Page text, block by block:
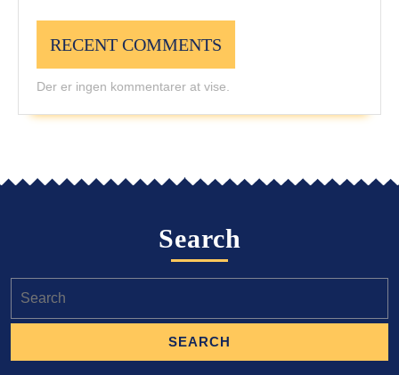
RECENT COMMENTS
Der er ingen kommentarer at vise.
Search
for: